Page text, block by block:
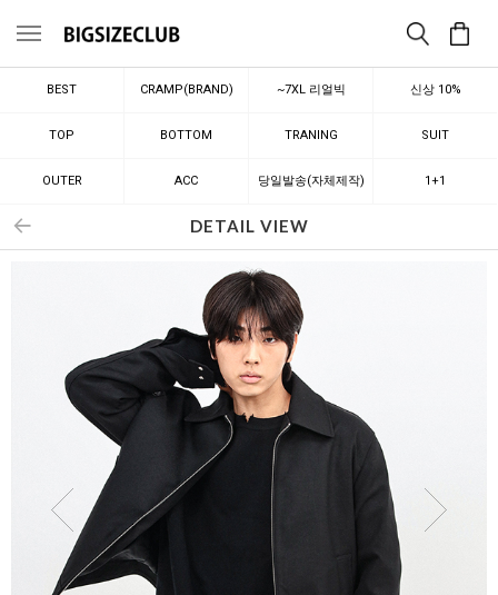
메뉴
BEST CRAMP(BRAND) ~7XL 리얼빅 신상 10%
TOP BOTTOM TRANING SUIT
OUTER ACC 당일발송(자체제작) 1+1
DETAIL VIEW